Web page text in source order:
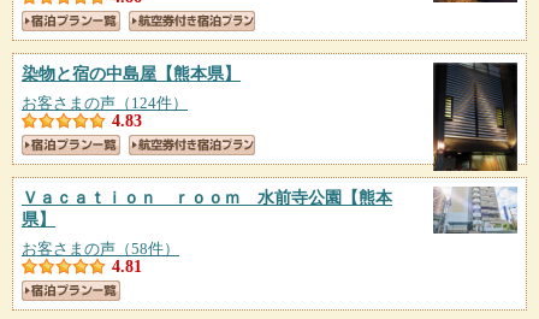
染物と宿の中島屋 【熊本県】
お客さまの声（124件）
4.83
Ｖａｃａｔｉｏｎ ｒｏｏｍ 水前寺公園
【熊本
県】
お客さまの声（58件）
4.81